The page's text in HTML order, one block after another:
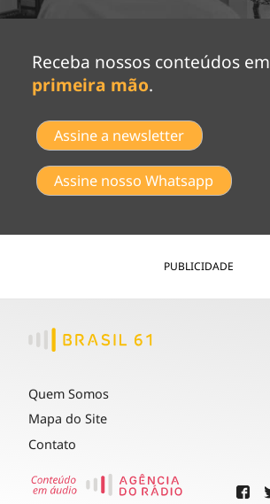
Receba nossos conteúdos em
primeira mão.
Assine a newsletter
Assine nosso Whatsapp
PUBLICIDADE
Quem Somos
Mapa do Site
Contato